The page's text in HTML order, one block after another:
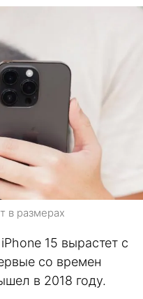
в размерах
15 вырастет с
со времен
в 2018 году.